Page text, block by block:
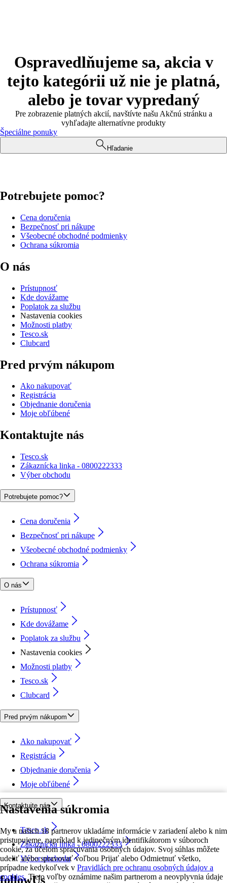
Nastavenia súkromia
My a našich 18 partnerov ukladáme informácie v zariadení alebo k nim
pristupujeme, napríklad k jedinečným identifikátorom v súboroch
cookie, za účelom spracúvania osobných údajov. Svoj súhlas môžete
udeliť alebo spravovať voľbou Prijať alebo Odmietnuť všetko,
prípadne kedykoľvek v Pravidlách pre ochranu osobných údajov a
cookies. Tieto voľby oznámime našim partnerom a neovplyvnia údaje
Ospravedlňujeme sa, akcia v
tejto kategórii už nie je platná,
alebo je tovar vypredaný
Pre zobrazenie platných akcií, navštívte našu Akčnú stránku a
vyhľadajte alternatívne produkty
Špeciálne ponuky
Hľadanie
Potrebujete pomoc?
Cena doručenia
Bezpečnosť pri nákupe
Všeobecné obchodné podmienky
Ochrana súkromia
O nás
Prístupnosť
Kde dovážame
Poplatok za službu
Nastavenia cookies
Možnosti platby
Tesco.sk
Clubcard
Pred prvým nákupom
Ako nakupovať
Registrácia
Objednanie doručenia
Moje obľúbené
Kontaktujte nás
Tesco.sk
Zákaznícka linka - 0800222333
Výber obchodu
Potrebujete pomoc?
Cena doručenia
Bezpečnosť pri nákupe
Všeobecné obchodné podmienky
Ochrana súkromia
O nás
Prístupnosť
Kde dovážame
Poplatok za službu
Nastavenia cookies
Možnosti platby
Tesco.sk
Clubcard
Pred prvým nákupom
Ako nakupovať
Registrácia
Objednanie doručenia
Moje obľúbené
Kontaktujte nás
Tesco.sk
Zákaznícka linka - 0800222333
Výber obchodu
followUs